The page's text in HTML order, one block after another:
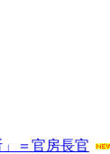
＝官房長官